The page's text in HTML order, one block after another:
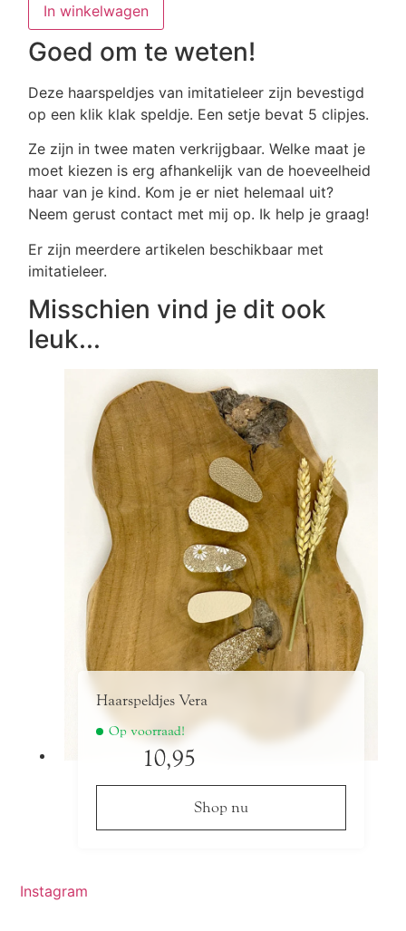
In winkelwagen
Goed om te weten!
Deze haarspeldjes van imitatieleer zijn bevestigd
op een klik klak speldje. Een setje bevat 5 clipjes.
Ze zijn in twee maten verkrijgbaar. Welke maat je
moet kiezen is erg afhankelijk van de hoeveelheid
haar van je kind. Kom je er niet helemaal uit?
Neem gerust contact met mij op. Ik help je graag!
Er zijn meerdere artikelen beschikbaar met
imitatieleer.
Misschien vind je dit ook
leuk...
Haarspeldjes Vera
Op voorraad!
10,95
Shop nu
Instagram